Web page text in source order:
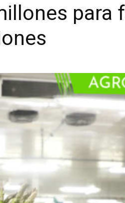
para